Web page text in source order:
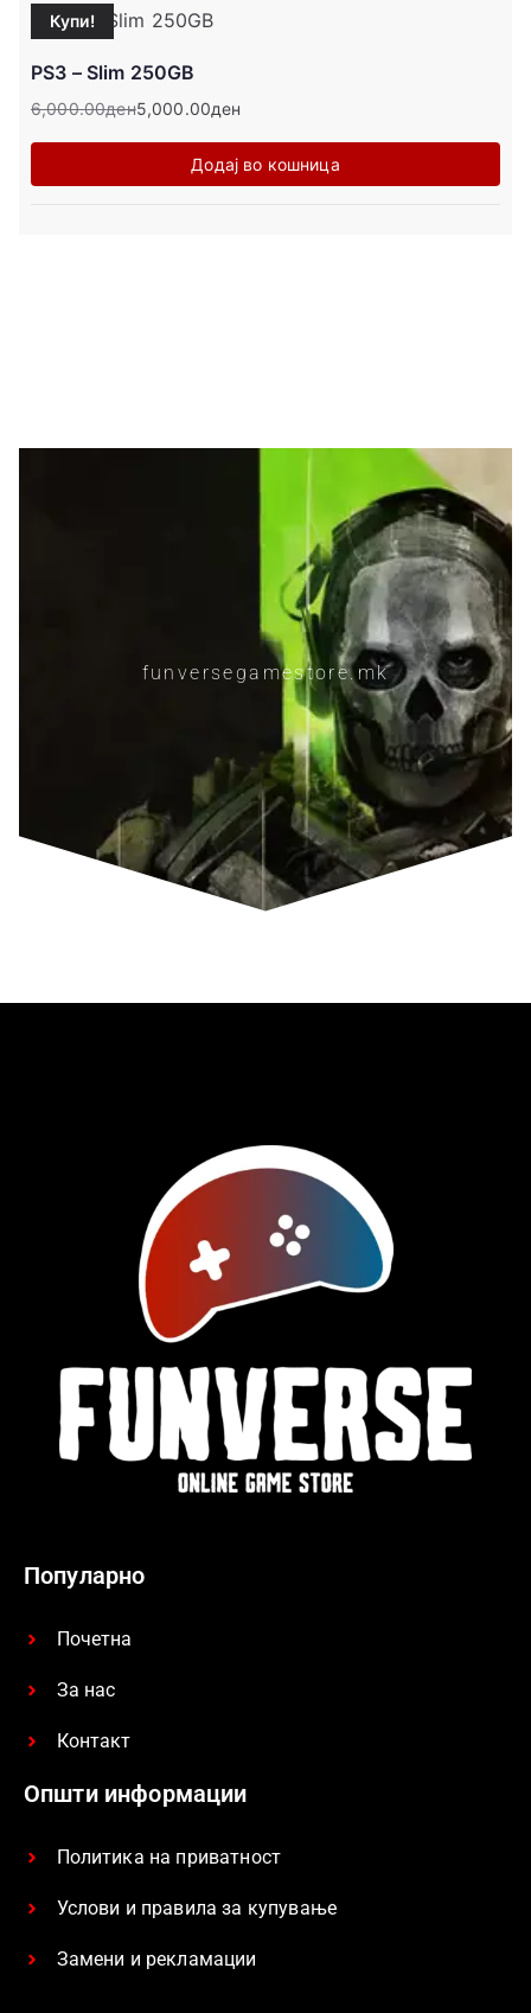
Купи!
PS3 – Slim 250GB
6,000.00ден5,000.00ден
Додај во кошница
funversegamestore.mk
Популарно
Почетна
За нас
Контакт
Општи информации
Политика на приватност
Услови и правила за купување
Замени и рекламации